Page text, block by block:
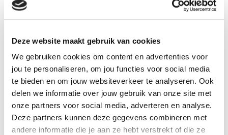
Deze website maakt gebruik van cookies
We gebruiken cookies om content en advertenties voor
jou te personaliseren, om jou functies voor social media
te bieden en om jouw websiteverkeer te analyseren. Ook
delen we informatie over jouw gebruik van onze site met
onze partners voor social media, adverteren en analyse.
Deze partners kunnen deze gegevens combineren met
andere informatie die je aan ze hebt verstrekt of die ze
ons afmeldformulier (klik hier)
Ga naar tabblad (zwemles)
Download informatieboekje
Inschrijven zwemlessen